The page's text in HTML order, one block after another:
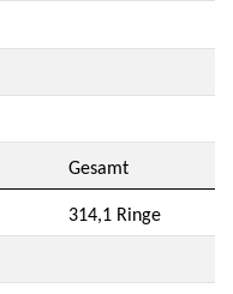
Gesamt
314,1 Ringe